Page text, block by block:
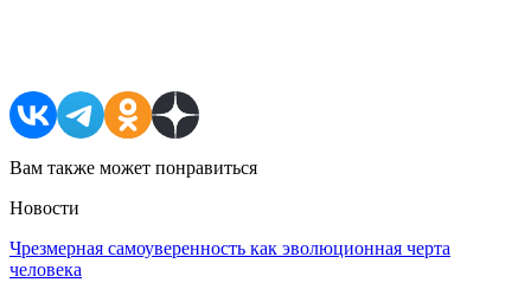
Вам также может понравиться
Новости
Чрезмерная самоуверенность как эволюционная черта
человека